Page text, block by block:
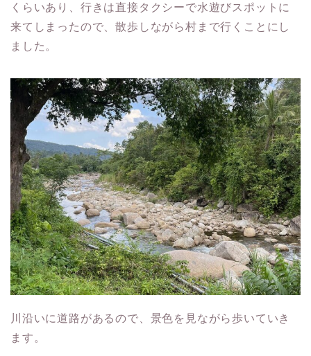
くらいあり、行きは直接タクシーで水遊びスポットに
来てしまったので、散歩しながら村まで行くことにし
ました。
川沿いに道路があるので、景色を見ながら歩いていき
ます。